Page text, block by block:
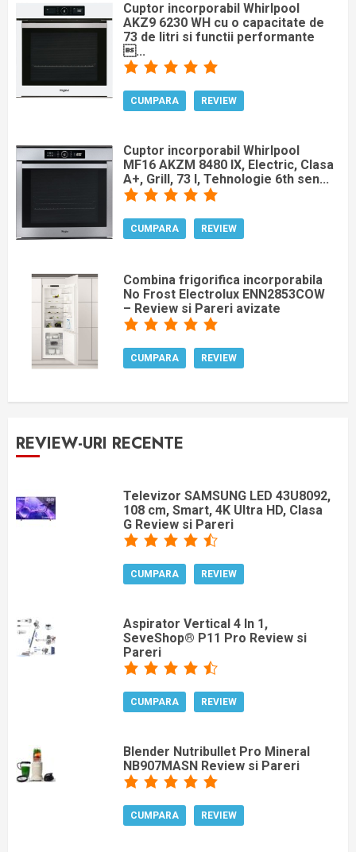
Cuptor incorporabil Whirlpool
AKZ9 6230 WH cu o capacitate de
73 de litri si functii performante
...
CUMPARA REVIEW
Cuptor incorporabil Whirlpool
MF16 AKZM 8480 IX, Electric, Clasa
A+, Grill, 73 l, Tehnologie 6th sen...
CUMPARA REVIEW
Combina frigorifica incorporabila
No Frost Electrolux ENN2853COW
– Review si Pareri avizate
CUMPARA REVIEW
REVIEW-URI RECENTE
Televizor SAMSUNG LED 43U8092,
108 cm, Smart, 4K Ultra HD, Clasa
G Review si Pareri
CUMPARA REVIEW
Aspirator Vertical 4 In 1,
SeveShop® P11 Pro Review si
Pareri
CUMPARA REVIEW
Blender Nutribullet Pro Mineral
NB907MASN Review si Pareri
CUMPARA REVIEW